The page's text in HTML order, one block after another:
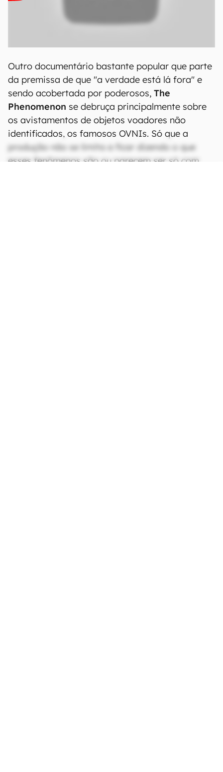
Outro documentário bastante popular que parte
da premissa de que "a verdade está lá fora" e
sendo acobertada por poderosos, The
Phenomenon se debruça principalmente sobre
os avistamentos de objetos voadores não
identificados, os famosos OVNIs. Só que a
produção não se limita a ficar dizendo o que
esses fenômenos são ou parecem ser só com